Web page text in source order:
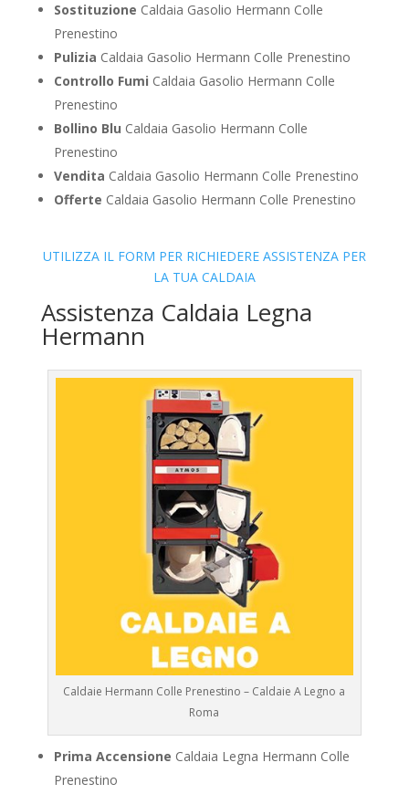
Sostituzione Caldaia Gasolio Hermann Colle
Prenestino
Pulizia Caldaia Gasolio Hermann Colle Prenestino
Controllo Fumi Caldaia Gasolio Hermann Colle
Prenestino
Bollino Blu Caldaia Gasolio Hermann Colle
Prenestino
Vendita Caldaia Gasolio Hermann Colle Prenestino
Offerte Caldaia Gasolio Hermann Colle Prenestino
UTILIZZA IL FORM PER RICHIEDERE ASSISTENZA PER
LA TUA CALDAIA
Assistenza Caldaia Legna
Hermann
Caldaie Hermann Colle Prenestino – Caldaie A Legno a
Roma
Prima Accensione Caldaia Legna Hermann Colle
Prenestino